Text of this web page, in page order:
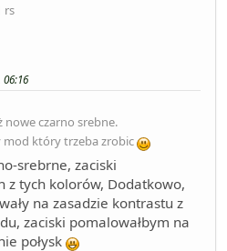
rs
06:16
nowe czarno srebne.
mod który trzeba zrobic
srebrne, zaciski
z tych kolorów, Dodatkowo,
na zasadzie kontrastu z
zaciski pomalowałbym na
połysk